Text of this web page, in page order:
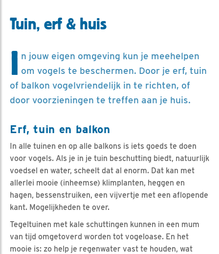
Tuin, erf & huis
I n jouw eigen omgeving kun je meehelpen
om vogels te beschermen. Door je erf, tuin
of balkon vogelvriendelijk in te richten, of
door voorzieningen te treffen aan je huis.
Erf, tuin en balkon
In alle tuinen en op alle balkons is iets goeds te doen
voor vogels. Als je in je tuin beschutting biedt, natuurlijk
voedsel en water, scheelt dat al enorm. Dat kan met
allerlei mooie (inheemse) klimplanten, heggen en
hagen, bessenstruiken, een vijvertje met een aflopende
kant. Mogelijkheden te over.
Tegeltuinen met kale schuttingen kunnen in een mum
van tijd omgetoverd worden tot vogeloase. En het
mooie is: zo help je regenwater vast te houden, wat